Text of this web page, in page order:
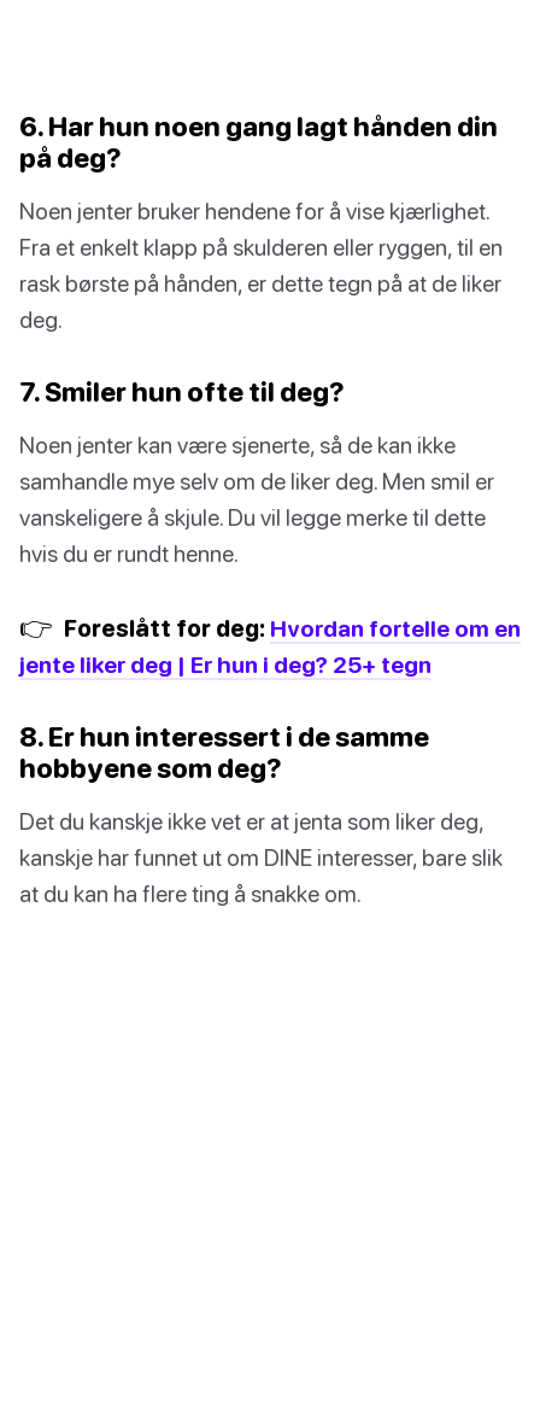
6. Har hun noen gang lagt hånden din
på deg?
Noen jenter bruker hendene for å vise kjærlighet.
Fra et enkelt klapp på skulderen eller ryggen, til en
rask børste på hånden, er dette tegn på at de liker
deg.
7. Smiler hun ofte til deg?
Noen jenter kan være sjenerte, så de kan ikke
samhandle mye selv om de liker deg. Men smil er
vanskeligere å skjule. Du vil legge merke til dette
hvis du er rundt henne.
👉 Foreslått for deg: Hvordan fortelle om en
jente liker deg | Er hun i deg? 25+ tegn
8. Er hun interessert i de samme
hobbyene som deg?
Det du kanskje ikke vet er at jenta som liker deg,
kanskje har funnet ut om DINE interesser, bare slik
at du kan ha flere ting å snakke om.